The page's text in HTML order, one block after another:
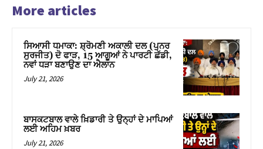
More articles
ਸਿਆਸੀ ਧਮਾਕਾ: ਸ਼੍ਰੋਮਣੀ ਅਕਾਲੀ ਦਲ (ਪੁਨਰ
ਸੁਰਜੀਤ) ਦੋ ਫਾੜ, 15 ਆਗੂਆਂ ਨੇ ਪਾਰਟੀ ਛੱਡੀ,
ਨਵਾਂ ਧੜਾ ਬਣਾਉਣ ਦਾ ਐਲਾਨ
July 21, 2026
ਬਾਸਕਟਬਾਲ ਵਾਲੇ ਖ਼ਿਡਾਰੀ ਤੇ ਉਨ੍ਹਾਂ ਦੇ ਮਾਪਿਆਂ
ਲਈ ਅਹਿਮ ਖ਼ਬਰ
July 21, 2026